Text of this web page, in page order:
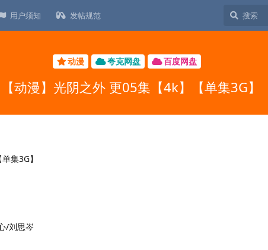
用户须知 发帖规范
动漫 夸克网盘 百度网盘
【动漫】光阴之外 更05集【4k】【单集3G】
/刘思岑